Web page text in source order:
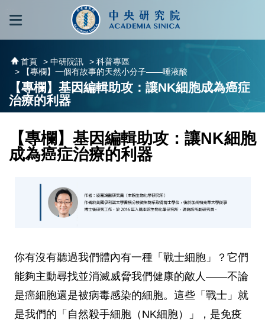
跳到主要內容區塊
首頁 > 中研院訊
> 科普專區
> 【專欄】一個有故事的天然小分子——唾液酸
【專欄】基因編輯助攻：讓NK細胞成為癌症
治療的利器
【專欄】基因編輯助攻：讓NK細胞
成為癌症治療的利器
你有沒有聽過我們體內有一種「戰士細胞」？它們
能夠主動尋找並消滅威脅我們健康的敵人——不論
是癌細胞還是被病毒感染的細胞。這些「戰士」就
是我們的「自然殺手細胞（NK細胞）」，是免疫